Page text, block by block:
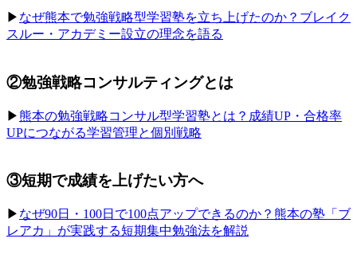
▶︎ なぜ熊本で勉強戦略型学習塾を立ち上げたのか？ブレイク
スルー・アカデミー設立の理念を語る
②勉強戦略コンサルティングとは
▶︎熊本の勉強戦略コンサル型学習塾とは？成績UP・合格率
UPにつながる学習管理と個別戦略
③短期で成績を上げたい方へ
▶︎ なぜ90日・100日で100点アップできるのか？熊本の塾「ブ
レアカ」が実践する短期集中勉強法を解説